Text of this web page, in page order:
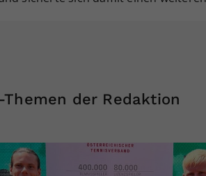
Themen der Redaktion